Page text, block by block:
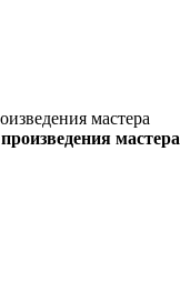
мастера